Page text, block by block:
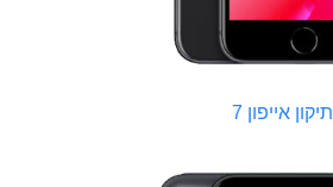
תיקון אייפון 7